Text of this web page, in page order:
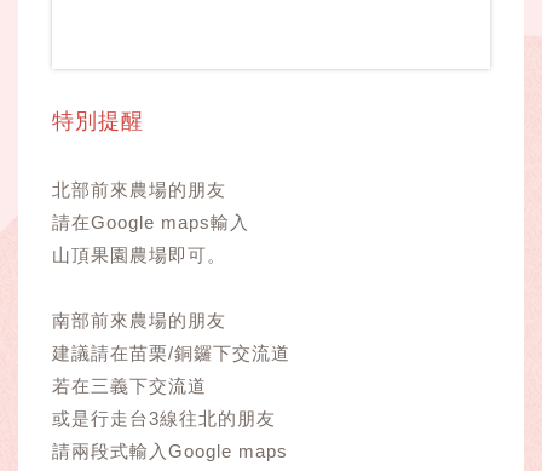
特別提醒
北部前來農場的朋友
請在Google maps輸入
山頂果園農場即可。
南部前來農場的朋友
建議請在苗栗/銅鑼下交流道
若在三義下交流道
或是行走台3線往北的朋友
請兩段式輸入Google maps